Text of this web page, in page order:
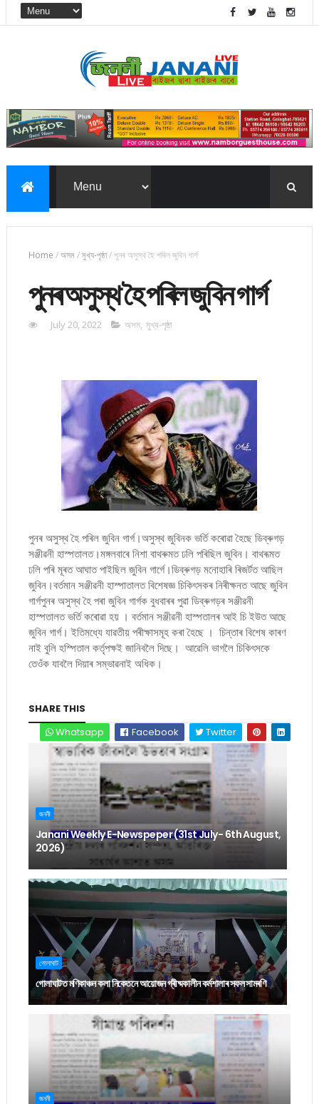
Home /অসম/মুখ্য-পৃষ্ঠা/পুনৰ অসুস্থ হৈ পৰিল জুবিন গাৰ্গ
পুনৰ অসুস্থ হৈ পৰিল জুবিন গাৰ্গ
July 20, 2022 অসম, মুখ্য-পৃষ্ঠা
পুনৰ অসুস্থ হৈ পৰিল জুবিন গাৰ্গ।অসুস্থ জুবিনক ভৰ্তি কৰোৱা হৈছে ডিব্ৰুগড়
সঞ্জীৱনী হাস্পতালত।মঙ্গলবাৰে নিশা বাথৰুমত ঢলি পৰিছিল জুবিন। বাথৰূমত
ঢলি পৰি মূৰত আঘাত পাইছিল জুবিন গাৰ্গে।ডিব্ৰুগড় মনোহাৰি ৰিজৰ্টত আছিল
জুবিন।বৰ্তমান সঞ্জীৱনী হাস্পাতালত বিশেষজ্ঞ চিকিৎসকৰ নিৰীক্ষনত আছে জুবিন
গাৰ্গপুনৰ অসুস্থ হৈ পৰা জুবিন গাৰ্গক বুধবাৰৰ পুৱা ডিব্ৰুগড়ৰ সঞ্জীৱনী
হাস্পতালত ভৰ্তি কৰোৱা হয় । বৰ্তমান সঞ্জীৱনী হাস্পতালৰ আই চি ইউত আছে
জুবিন গাৰ্গ। ইতিমধ্যে যাৱতীয় পৰীক্ষাসমূহ কৰা হৈছে । চিন্তাৰ বিশেষ কাৰণ
নাই বুলি হস্পিতাল কৰ্তৃপক্ষই জানিবলৈ দিছে। আৱেলি ভাগলৈ চিকিৎসকে
তেওঁক যাবলৈ দিয়াৰ সম্ভাৱনাই অধিক।
SHARE THIS
Whatsapp
Facebook Twitter
জননী
Janani Weekly E-Newspeper (31st July- 6th August,
2026)
গোলাঘাট
গোলাঘাটত মণিকাঞ্চন কলা নিকেতনে আয়োজন গ্ৰীষ্মকালীন কৰ্মশালাৰ সফল সামৰণি
জননী